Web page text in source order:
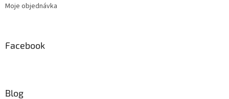
Moje objednávka
Facebook
Blog